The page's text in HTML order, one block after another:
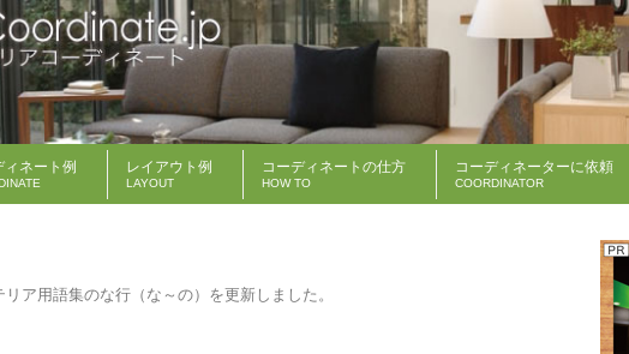
ィネート例 レイアウト例
LAYOUT
コーディネートの仕方
HOW TO
コーディネーターに依頼
COORDINATOR
リア用語集のな行（な～の） を更新しました。